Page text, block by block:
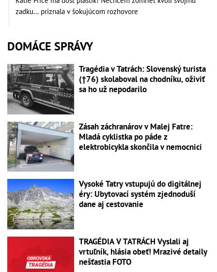
zadku... priznala v šokujúcom rozhovore
DOMÁCE SPRÁVY
Tragédia v Tatrách: Slovenský turista
(†76) skolaboval na chodníku, oživiť
sa ho už nepodarilo
Zásah záchranárov v Malej Fatre:
Mladá cyklistka po páde z
elektrobicykla skončila v nemocnici
Vysoké Tatry vstupujú do digitálnej
éry: Ubytovací systém zjednoduší
dane aj cestovanie
TRAGÉDIA V TATRÁCH Vyslali aj
vrtuľník, hlásia obeť! Mrazivé detaily
nešťastia FOTO